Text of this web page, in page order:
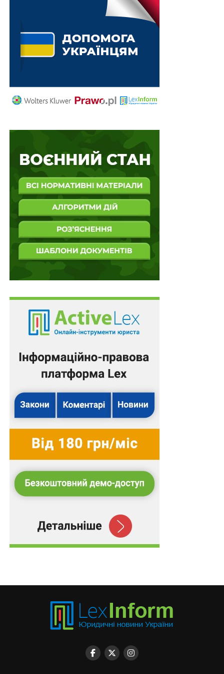
Нові підозри та направлені справи до судів –
результати роботи прокурорів Луганщини за
тиждень
За якими правилами мають їздити в містах
НЕ ПРОПУСТІТЬ
Кричите про важливість IT та інновацій? Тоді
чому в Україні ще немає Гарварду?…